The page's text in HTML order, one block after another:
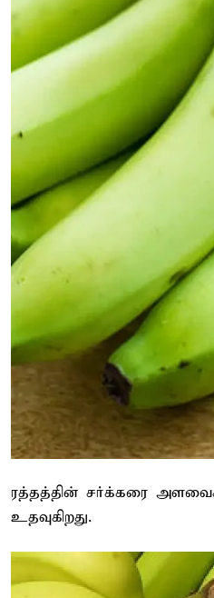
ரத்தத்தின் சர்க்கரை
உதவுகிறது.